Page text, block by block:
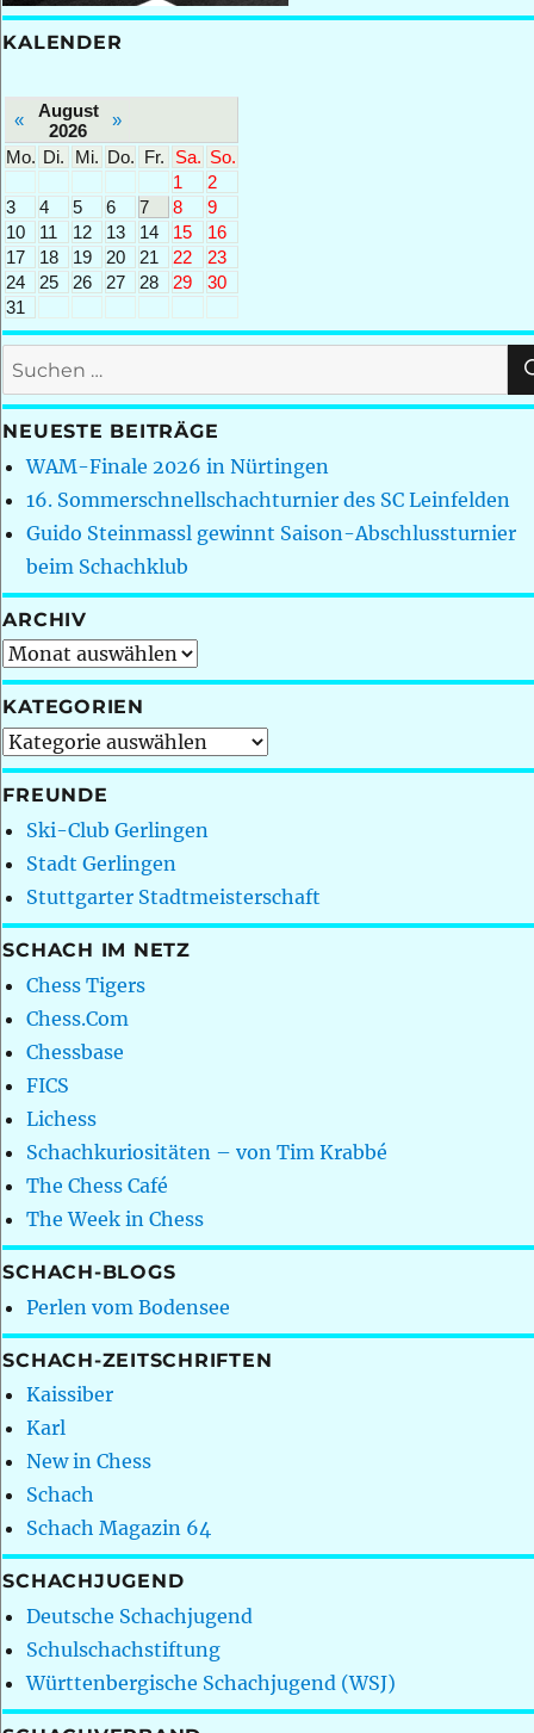
KALENDER
«
August
2026
»
Mo. Di. Mi. Do. Fr. Sa. So.
1
2
3
4 5 6 7 8
9
10
11 12 13 14 15
16
17
18 19 20 21 22
23
24
25 26 27 28 29
30
31
Suchen
nach:
NEUESTE BEITRÄGE
WAM-Finale 2026 in Nürtingen
16. Sommerschnellschachturnier des SC Leinfelden
Guido Steinmassl gewinnt Saison-Abschlussturnier
beim Schachklub
ARCHIV
Archiv
KATEGORIEN
Kategorien
FREUNDE
Ski-Club Gerlingen
Stadt Gerlingen
Stuttgarter Stadtmeisterschaft
SCHACH IM NETZ
Chess Tigers
Chess.Com
Chessbase
FICS
Lichess
Schachkuriositäten – von Tim Krabbé
The Chess Café
The Week in Chess
SCHACH-BLOGS
Perlen vom Bodensee
SCHACH-ZEITSCHRIFTEN
Kaissiber
Karl
New in Chess
Schach
Schach Magazin 64
SCHACHJUGEND
Deutsche Schachjugend
Schulschachstiftung
Württenbergische Schachjugend (WSJ)